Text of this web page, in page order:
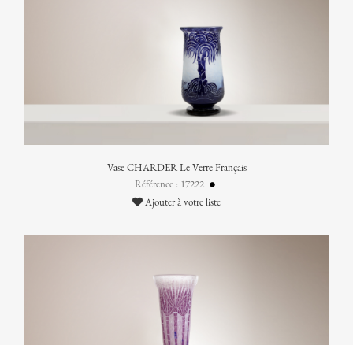
Vase CHARDER Le Verre Français
Référence : 17222
Ajouter à votre liste